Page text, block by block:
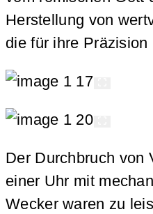
Herstellung von
die für ihre
Der Durchbruch von
einer Uhr mit
Wecker waren zu